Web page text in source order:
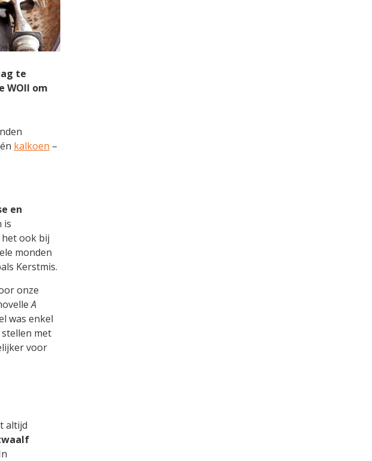
te
WOII om
kalkoen –
en
is
ook bij
monden
Kerstmis.
onze
A
was enkel
met
voor
altijd